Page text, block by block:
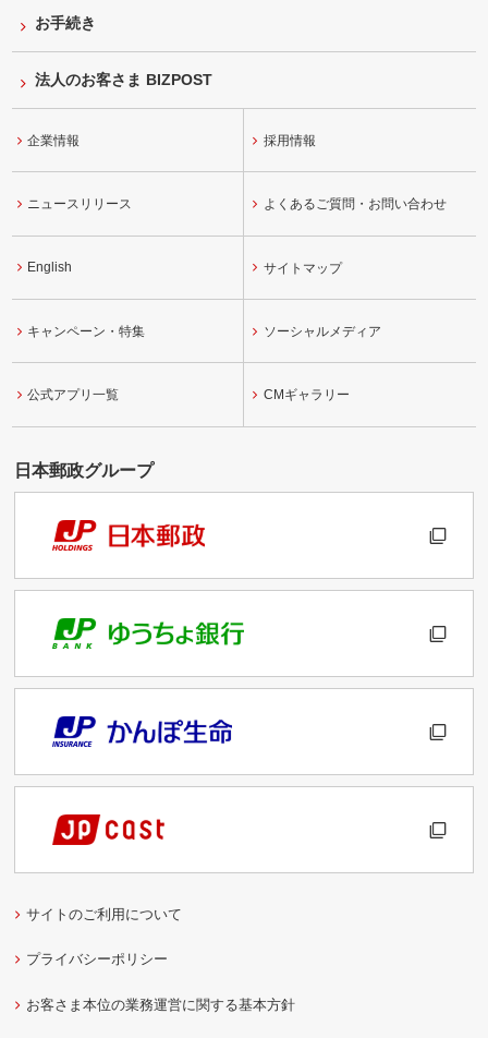
お手続き
法人のお客さま BIZPOST
企業情報 採用情報
ニュースリリース よくあるご質問・お問い合わせ
English サイトマップ
キャンペーン・特集 ソーシャルメディア
公式アプリ一覧 CMギャラリー
サイトのご利用について
プライバシーポリシー
お客さま本位の業務運営に関する基本方針